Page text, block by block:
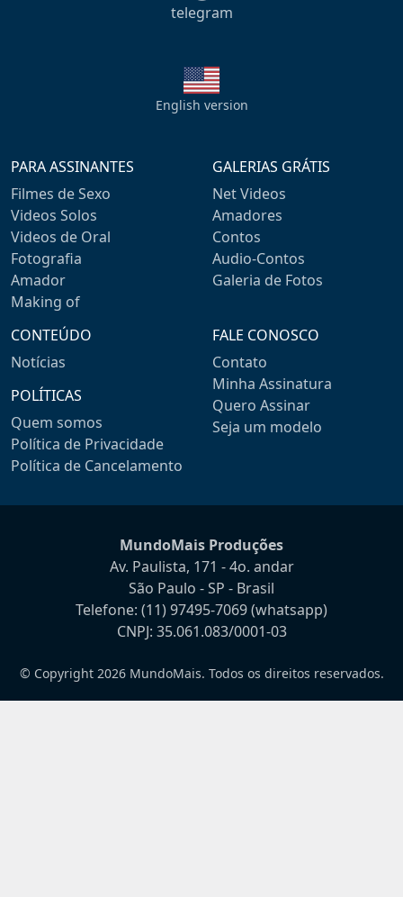
telegram
English version
PARA ASSINANTES
Filmes de Sexo
Videos Solos
Videos de Oral
Fotografia
Amador
Making of
GALERIAS GRÁTIS
Net Videos
Amadores
Contos
Audio-Contos
Galeria de Fotos
CONTEÚDO
Notícias
POLÍTICAS
Quem somos
Política de Privacidade
Política de Cancelamento
FALE CONOSCO
Contato
Minha Assinatura
Quero Assinar
Seja um modelo
MundoMais Produções
Av. Paulista, 171 - 4o. andar
São Paulo - SP - Brasil
Telefone: (11) 97495-7069(whatsapp)
CNPJ: 35.061.083/0001-03
© Copyright 2026 MundoMais. Todos os direitos reservados.